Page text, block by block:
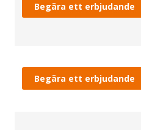
Begära ett erbjudande
Begära ett erbjudande